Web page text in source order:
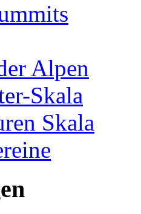
Alpen
Skala
Skala